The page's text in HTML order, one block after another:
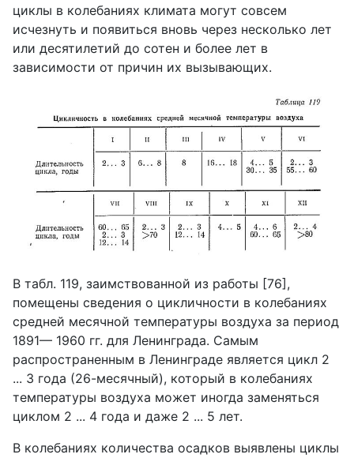
циклы в колебаниях климата могут совсем
исчезнуть и появиться вновь через несколько лет
или десятилетий до сотен и более лет в
зависимости от причин их вызывающих.
В табл. 119, заимствованной из работы [76],
помещены сведения о цикличности в колебаниях
средней месячной температуры воздуха за период
1891— 1960 гг. для Ленинграда. Самым
распространенным в Ленинграде является цикл 2
... 3 года (26-месячный), который в колебаниях
температуры воздуха может иногда заменяться
циклом 2 ... 4 года и даже 2 ... 5 лет.
В колебаниях количества осадков выявлены циклы